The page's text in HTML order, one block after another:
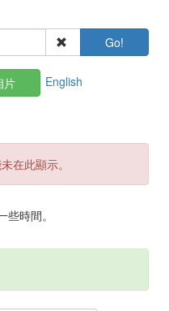
Go!
片 English
在此顯示。
時間。